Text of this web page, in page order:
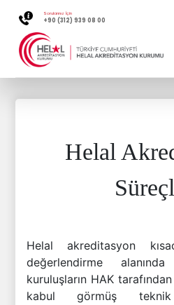
Sorularınız İçin
+90 (312) 939 08 00
Helal
Helal akreditasyon
değerlendirme
kuruluşların HAK
kabul görmüş